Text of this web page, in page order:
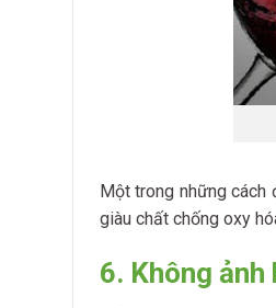
Một trong những
giàu chất chống oxy
6. Không ảnh